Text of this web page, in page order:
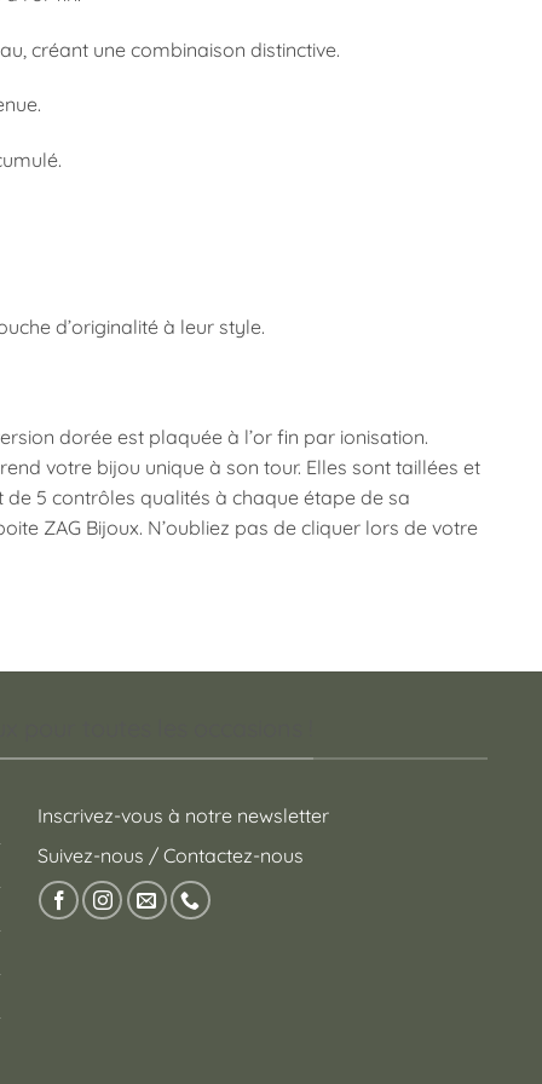
créant une combinaison distinctive.
d’originalité à leur style.
dorée est plaquée à l’or fin par ionisation.
votre bijou unique à son tour. Elles sont taillées et
5 contrôles qualités à chaque étape de sa
ZAG Bijoux. N’oubliez pas de cliquer lors de votre
Inscrivez-vous à notre newsletter
Suivez-nous / Contactez-nous